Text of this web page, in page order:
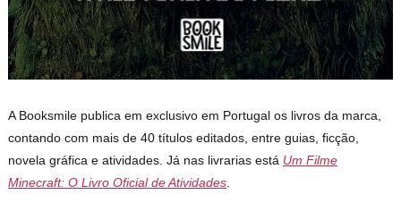
A Booksmile publica em exclusivo em Portugal os livros da marca,
contando com mais de 40 títulos editados, entre guias, ficção,
novela gráfica e atividades. Já nas livrarias está Um Filme
Minecraft: O Livro Oficial de Atividades